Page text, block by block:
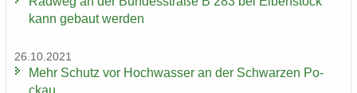
kann ge­baut wer­den
26.10.2021
Mehr Schutz vor Hoch­was­ser an der Schwar­zen Po­